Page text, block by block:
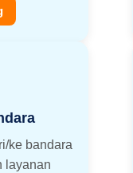
ke bandara
layanan